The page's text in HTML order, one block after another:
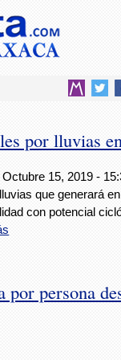
por lluvias
15, 2019 -
que generará
con potencial
persona